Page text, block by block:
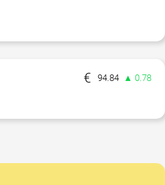
94.84
▲ 0.78